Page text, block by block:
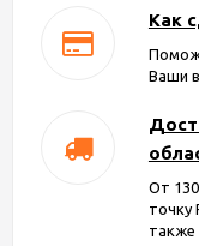
Как
Ваши
От
точку
также